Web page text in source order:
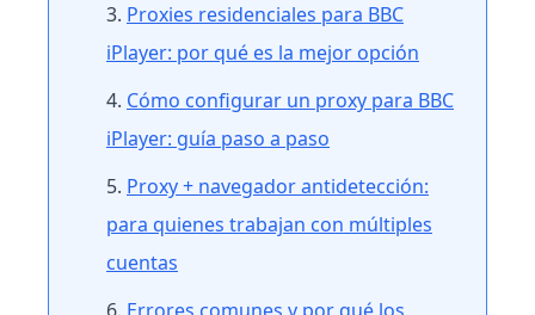
Proxies residenciales para BBC
iPlayer: por qué es la mejor opción
Cómo configurar un proxy para BBC
iPlayer: guía paso a paso
Proxy + navegador antidetección:
para quienes trabajan con múltiples
cuentas